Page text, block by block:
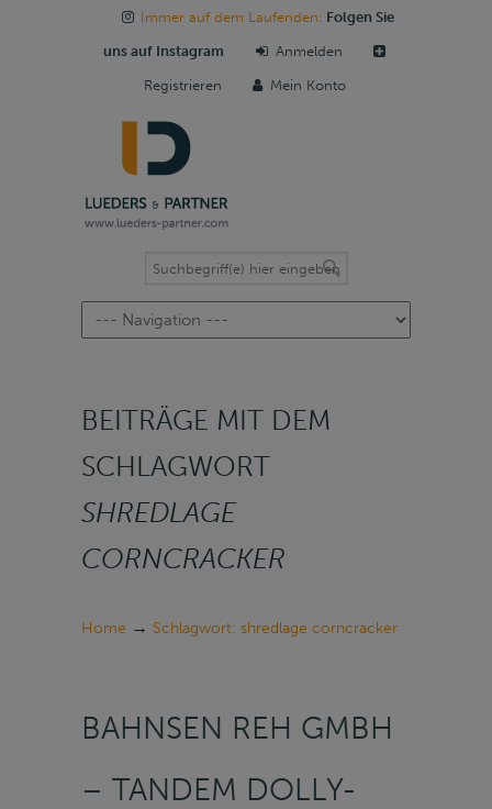
Immer auf dem Laufenden: Folgen Sie
uns auf Instagram Anmelden
Registrieren Mein Konto
Navigation
BEITRÄGE MIT DEM
SCHLAGWORT
SHREDLAGE
CORNCRACKER
Home → Schlagwort: shredlage corncracker
BAHNSEN REH GMBH
– TANDEM DOLLY-